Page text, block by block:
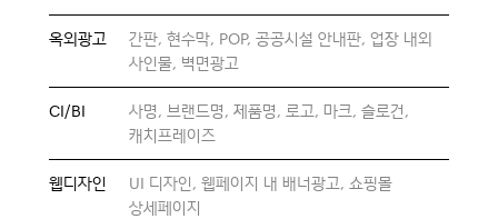
옥외광고
간판, 현수막, POP, 공공시설 안내판, 업장 내외
사인물, 벽면광고
CI/BI
사명, 브랜드명, 제품명, 로고, 마크, 슬로건,
캐치프레이즈
웹디자인
UI 디자인, 웹페이지 내 배너광고, 쇼핑몰
상세페이지